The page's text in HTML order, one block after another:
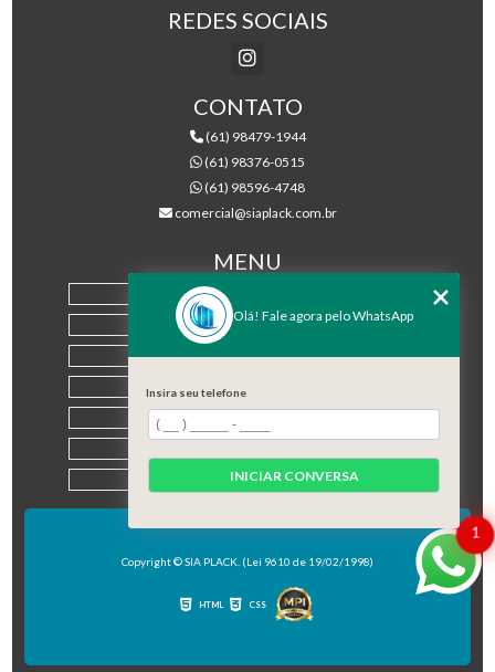
REDES SOCIAIS
CONTATO
(61) 98479-1944
(61) 98376-0515
(61) 98596-4748
comercial@siaplack.com.br
MENU
EMPRESA
PRODUTOS
MAPA DO SITE
Copyright © SIA PLACK. (Lei 9610 de 19/02/1998)
HTML CSS
1
Olá! Fale agora pelo WhatsApp
Insira seu telefone
INICIAR CONVERSA